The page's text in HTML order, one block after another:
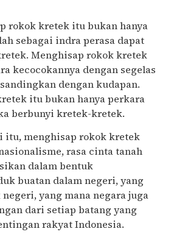
rokok kretek itu bukan hanya
sebagai indra perasa dapat
Menghisap rokok kretek
kecocokannya dengan segelas
dengan kudapan.
itu bukan hanya perkara
berbunyi kretek-kretek.
itu, menghisap rokok kretek
rasa cinta tanah
dalam bentuk
buatan dalam negeri, yang
yang mana negara juga
dari setiap batang yang
rakyat Indonesia.